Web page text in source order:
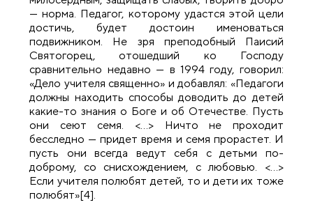
— норма. Педагог, которому удастся этой цели
достичь, будет достоин именоваться
подвижником. Не зря преподобный Паисий
Святогорец, отошедший ко Господу
сравнительно недавно — в 1994 году, говорил:
«Дело учителя священно» и добавлял: «Педагоги
должны находить способы доводить до детей
какие-то знания о Боге и об Отечестве. Пусть
они сеют семя. <…> Ничто не проходит
бесследно — придет время и семя прорастет. И
пусть они всегда ведут себя с детьми по-
доброму, со снисхождением, с любовью. <…>
Если учителя полюбят детей, то и дети их тоже
полюбят»[4].